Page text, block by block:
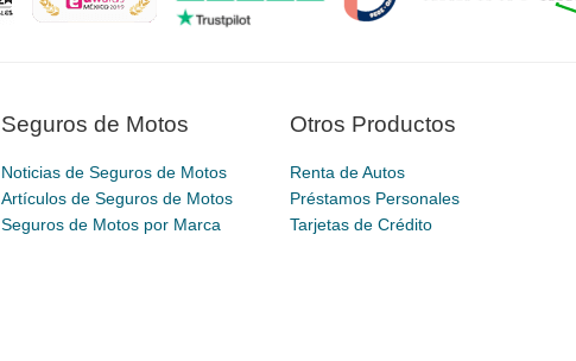
Seguros de Motos
Noticias de Seguros de Motos
Artículos de Seguros de Motos
Seguros de Motos por Marca
Otros Productos
Renta de Autos
Préstamos Personales
Tarjetas de Crédito